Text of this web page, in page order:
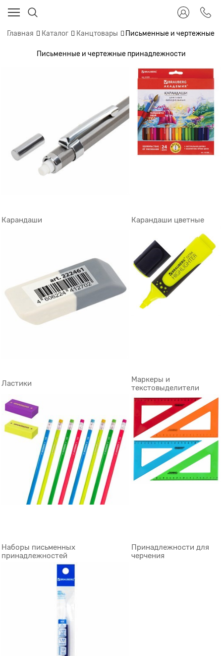
Главная Каталог Канцтовары Письменные и чертежные
Письменные и чертежные принадлежности
Карандаши Карандаши цветные
Ластики
Маркеры и
текстовыделители
Наборы письменных
принадлежностей
Принадлежности для
черчения